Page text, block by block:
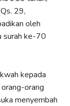
29,
oleh
surah ke-70
kepada
orang
menyembah